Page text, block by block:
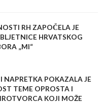
RH ZAPOČELA JE
HRVATSKOG
„MI“
NAPRETKA POKAZALA JE
TEME OPROSTA I
KOJI MOŽE